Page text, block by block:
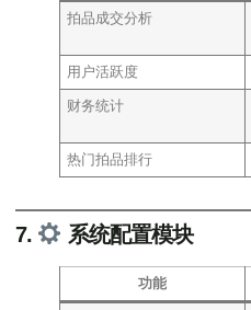
拍品成交分析
用户活跃度
财务统计
热门拍品排行
7. 系统配置模块
功能